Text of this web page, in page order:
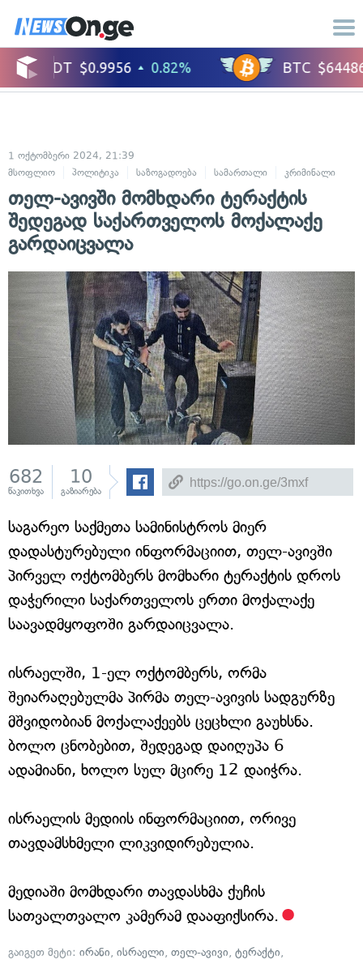
1 ოქტომბერი 2024, 21:39
მსოფლიო
პოლიტიკა საზოგადოება სამართალი კრიმინალი
თელ-ავივში მომხდარი ტერაქტის
შედეგად საქართველოს მოქალაქე
გარდაიცვალა
682
წაკითხვა
10
გაზიარება
საგარეო საქმეთა სამინისტროს მიერ
დადასტურებული ინფორმაციით, თელ-ავივში
პირველ ოქტომბერს მომხარი ტერაქტის დროს
დაჭერილი საქართველოს ერთი მოქალაქე
საავადმყოფოში გარდაიცვალა.
ისრაელში, 1-ელ ოქტომბერს, ორმა
შეიარაღებულმა პირმა თელ-ავივის სადგურზე
მშვიდობიან მოქალაქეებს ცეცხლი გაუხსნა.
ბოლო ცნობებით, შედეგად დაიღუპა 6
ადამიანი, ხოლო სულ მცირე 12 დაიჭრა.
ისრაელის მედიის ინფორმაციით, ორივე
თავდამსხმელი ლიკვიდირებულია.
მედიაში მომხდარი თავდასხმა ქუჩის
სათვალთვალო კამერამ დააფიქსირა.
გაიგეთ მეტი: ირანი, ისრაელი, თელ-ავივი, ტერაქტი,